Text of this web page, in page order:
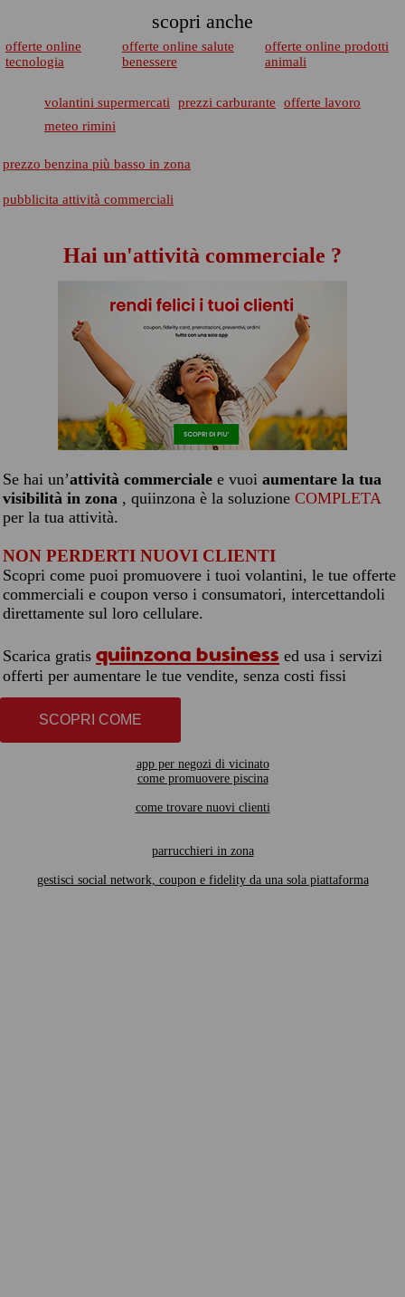
scopri anche
offerte online
tecnologia
offerte online salute
benessere
offerte online prodotti
animali
volantini supermercati prezzi carburante
offerte lavoro
meteo rimini
prezzo benzina più basso in zona
pubblicita attività commerciali
Hai un'attività commerciale ?
Se hai un’attività commerciale e vuoi aumentare la tua
visibilità in zona , quiinzona è la soluzione COMPLETA
per la tua attività.
NON PERDERTI NUOVI CLIENTI
Scopri come puoi promuovere i tuoi volantini, le tue offerte
commerciali e coupon verso i consumatori, intercettandoli
direttamente sul loro cellulare.
Scarica gratis quiinzona business ed usa i servizi
offerti per aumentare le tue vendite, senza costi fissi
SCOPRI COME
app per negozi di vicinato
come promuovere piscina
come trovare nuovi clienti
parrucchieri in zona
gestisci social network, coupon e fidelity da una sola piattaforma